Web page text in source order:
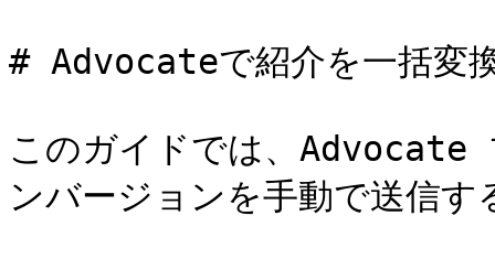
# Advocateで紹介を一括変
このガイドでは、Advocate
ンバージョンを手動で送信す